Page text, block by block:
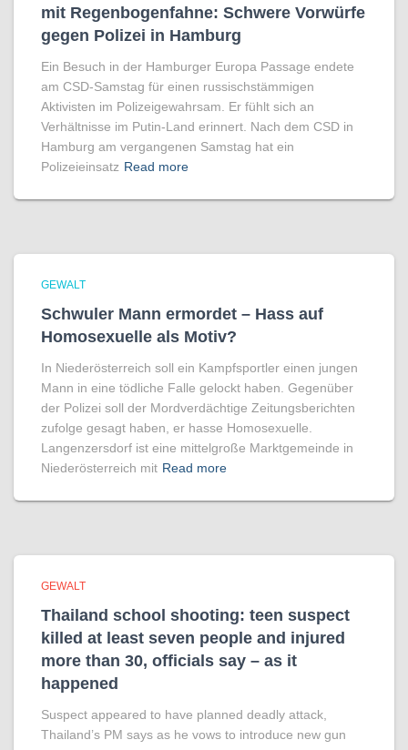
mit Regenbogen­fahne: Schwere Vorwürfe
gegen Polizei in Hamburg
Ein Besuch in der Hamburger Europa Passage endete
am CSD-Samstag für einen russischstämmigen
Aktivisten im Polizeigewahrsam. Er fühlt sich an
Verhältnisse im Putin-Land erinnert. Nach dem CSD in
Hamburg am vergangenen Samstag hat ein
Polizeieinsatz Read more
GEWALT
Schwuler Mann ermordet – Hass auf
Homo­sexuelle als Motiv?
In Niederösterreich soll ein Kampfsportler einen jungen
Mann in eine tödliche Falle gelockt haben. Gegenüber
der Polizei soll der Mordverdächtige Zeitungsberichten
zufolge gesagt haben, er hasse Homosexuelle.
Langenzersdorf ist eine mittelgroße Marktgemeinde in
Niederösterreich mit Read more
GEWALT
Thailand school shooting: teen suspect
killed at least seven people and injured
more than 30, officials say – as it
happened
Suspect appeared to have planned deadly attack,
Thailand’s PM says as he vows to introduce new gun